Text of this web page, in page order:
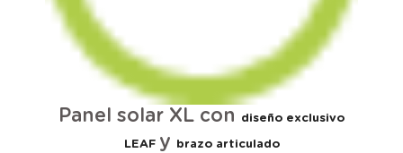
Panel solar XL con diseño exclusivo
LEAF y brazo articulado